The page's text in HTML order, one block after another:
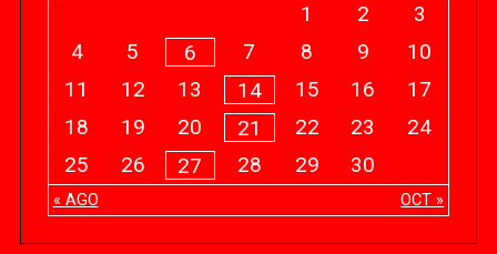
« AGO OCT »
1 2
3
4
5 6 7 8 9
10
11
12 13 14 15 16
17
18
19 20 21 22 23
24
25
26 27 28 29 30